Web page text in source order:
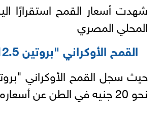
المحلي المصري
القمح الأوكراني "بروتين 12.5% "
نحو 20 جنيه في الطن عن أسعاره يوم الثلاثاء 15 يونيو 2021.